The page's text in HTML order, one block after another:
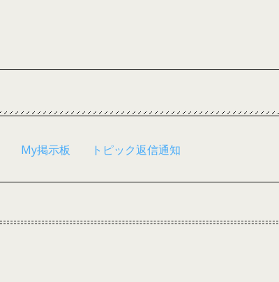
My掲示板 トピック返信通知